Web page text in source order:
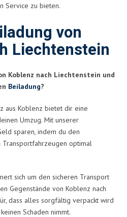
Service zu bieten.
von
Liechtenstein
Koblenz nach Liechtenstein und
Beiladung?
aus Koblenz bietet dir eine
Umzug. Mit unserer
sparen, indem du den
optimal
sich um den sicheren Transport
Gegenstände von Koblenz nach
dass alles sorgfältig verpackt wird
Schaden nimmt.